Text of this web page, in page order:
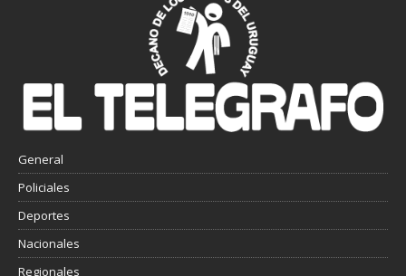
General
Policiales
Deportes
Nacionales
Regionales